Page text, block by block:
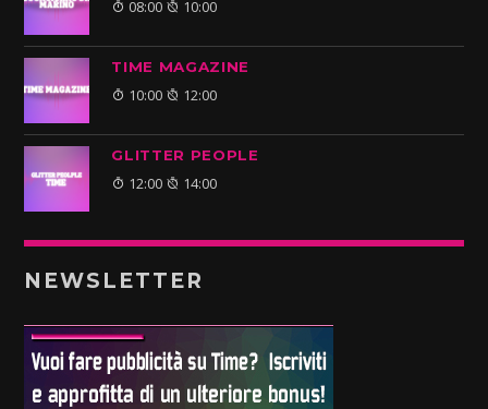
08:00 10:00
TIME MAGAZINE
10:00 12:00
GLITTER PEOPLE
12:00 14:00
NEWSLETTER